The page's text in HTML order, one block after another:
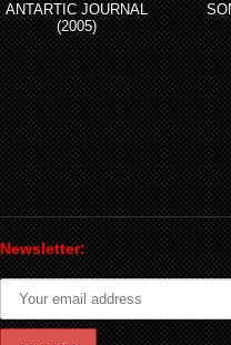
ANTARTIC JOURNAL
(2005)
Newsletter: